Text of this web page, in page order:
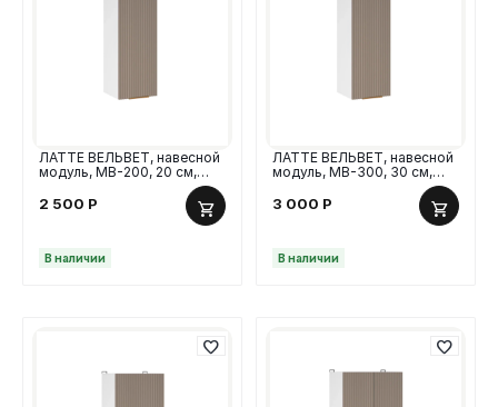
ЛАТТЕ ВЕЛЬВЕТ, навесной
модуль, МВ-200, 20 см,
2 500 Р
В наличии
ЛАТТЕ ВЕЛЬВЕТ, навесной
модуль, МВ-300, 30 см,
3 000 Р
В наличии